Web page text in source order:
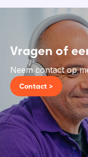
Vragen of
Neem contact op
Contact >